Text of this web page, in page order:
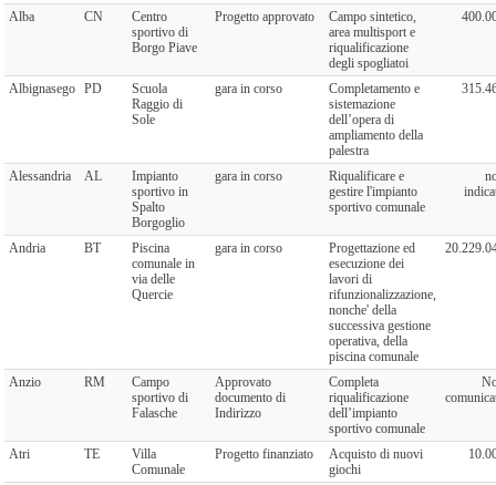
Alba CN
Centro
sportivo di
Borgo Piave
Progetto approvato
Campo sintetico,
area multisport e
riqualificazione
degli spogliatoi
Albignasego PD
Scuola
Raggio di
Sole
gara in corso
Completamento e
sistemazione
dell’opera di
ampliamento della
palestra
Alessandria AL
Impianto
sportivo in
Spalto
Borgoglio
gara in corso
Riqualificare e
gestire l'impianto
sportivo comunale
Andria BT
Piscina
comunale in
via delle
Quercie
gara in corso
Progettazione ed
esecuzione dei
lavori di
rifunzionalizzazione,
nonche' della
successiva gestione
operativa, della
piscina comunale
Anzio RM
Campo
sportivo di
Falasche
Approvato
documento di
Indirizzo
Completa
riqualificazione
dell’impianto
sportivo comunale
Atri TE
Villa
Comunale
Progetto finanziato
Acquisto di nuovi
giochi